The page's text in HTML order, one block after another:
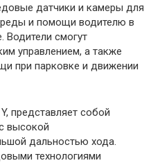
датчики и камеры для
и помощи водителю в
Водители смогут
управлением, а также
при парковке и движении
представляет собой
высокой
дальностью хода.
технологиями